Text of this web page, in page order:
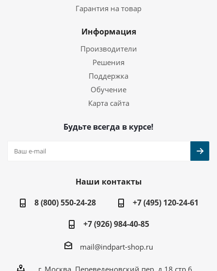
Гарантия на товар
Информация
Производители
Решения
Поддержка
Обучение
Карта сайта
Будьте всегда в курсе!
Наши контакты
8 (800) 550-24-28
+7 (495) 120-24-61
+7 (926) 984-40-85
mail@indpart-shop.ru
г. Москва, Переведеновский пер, д.18 стр.6,